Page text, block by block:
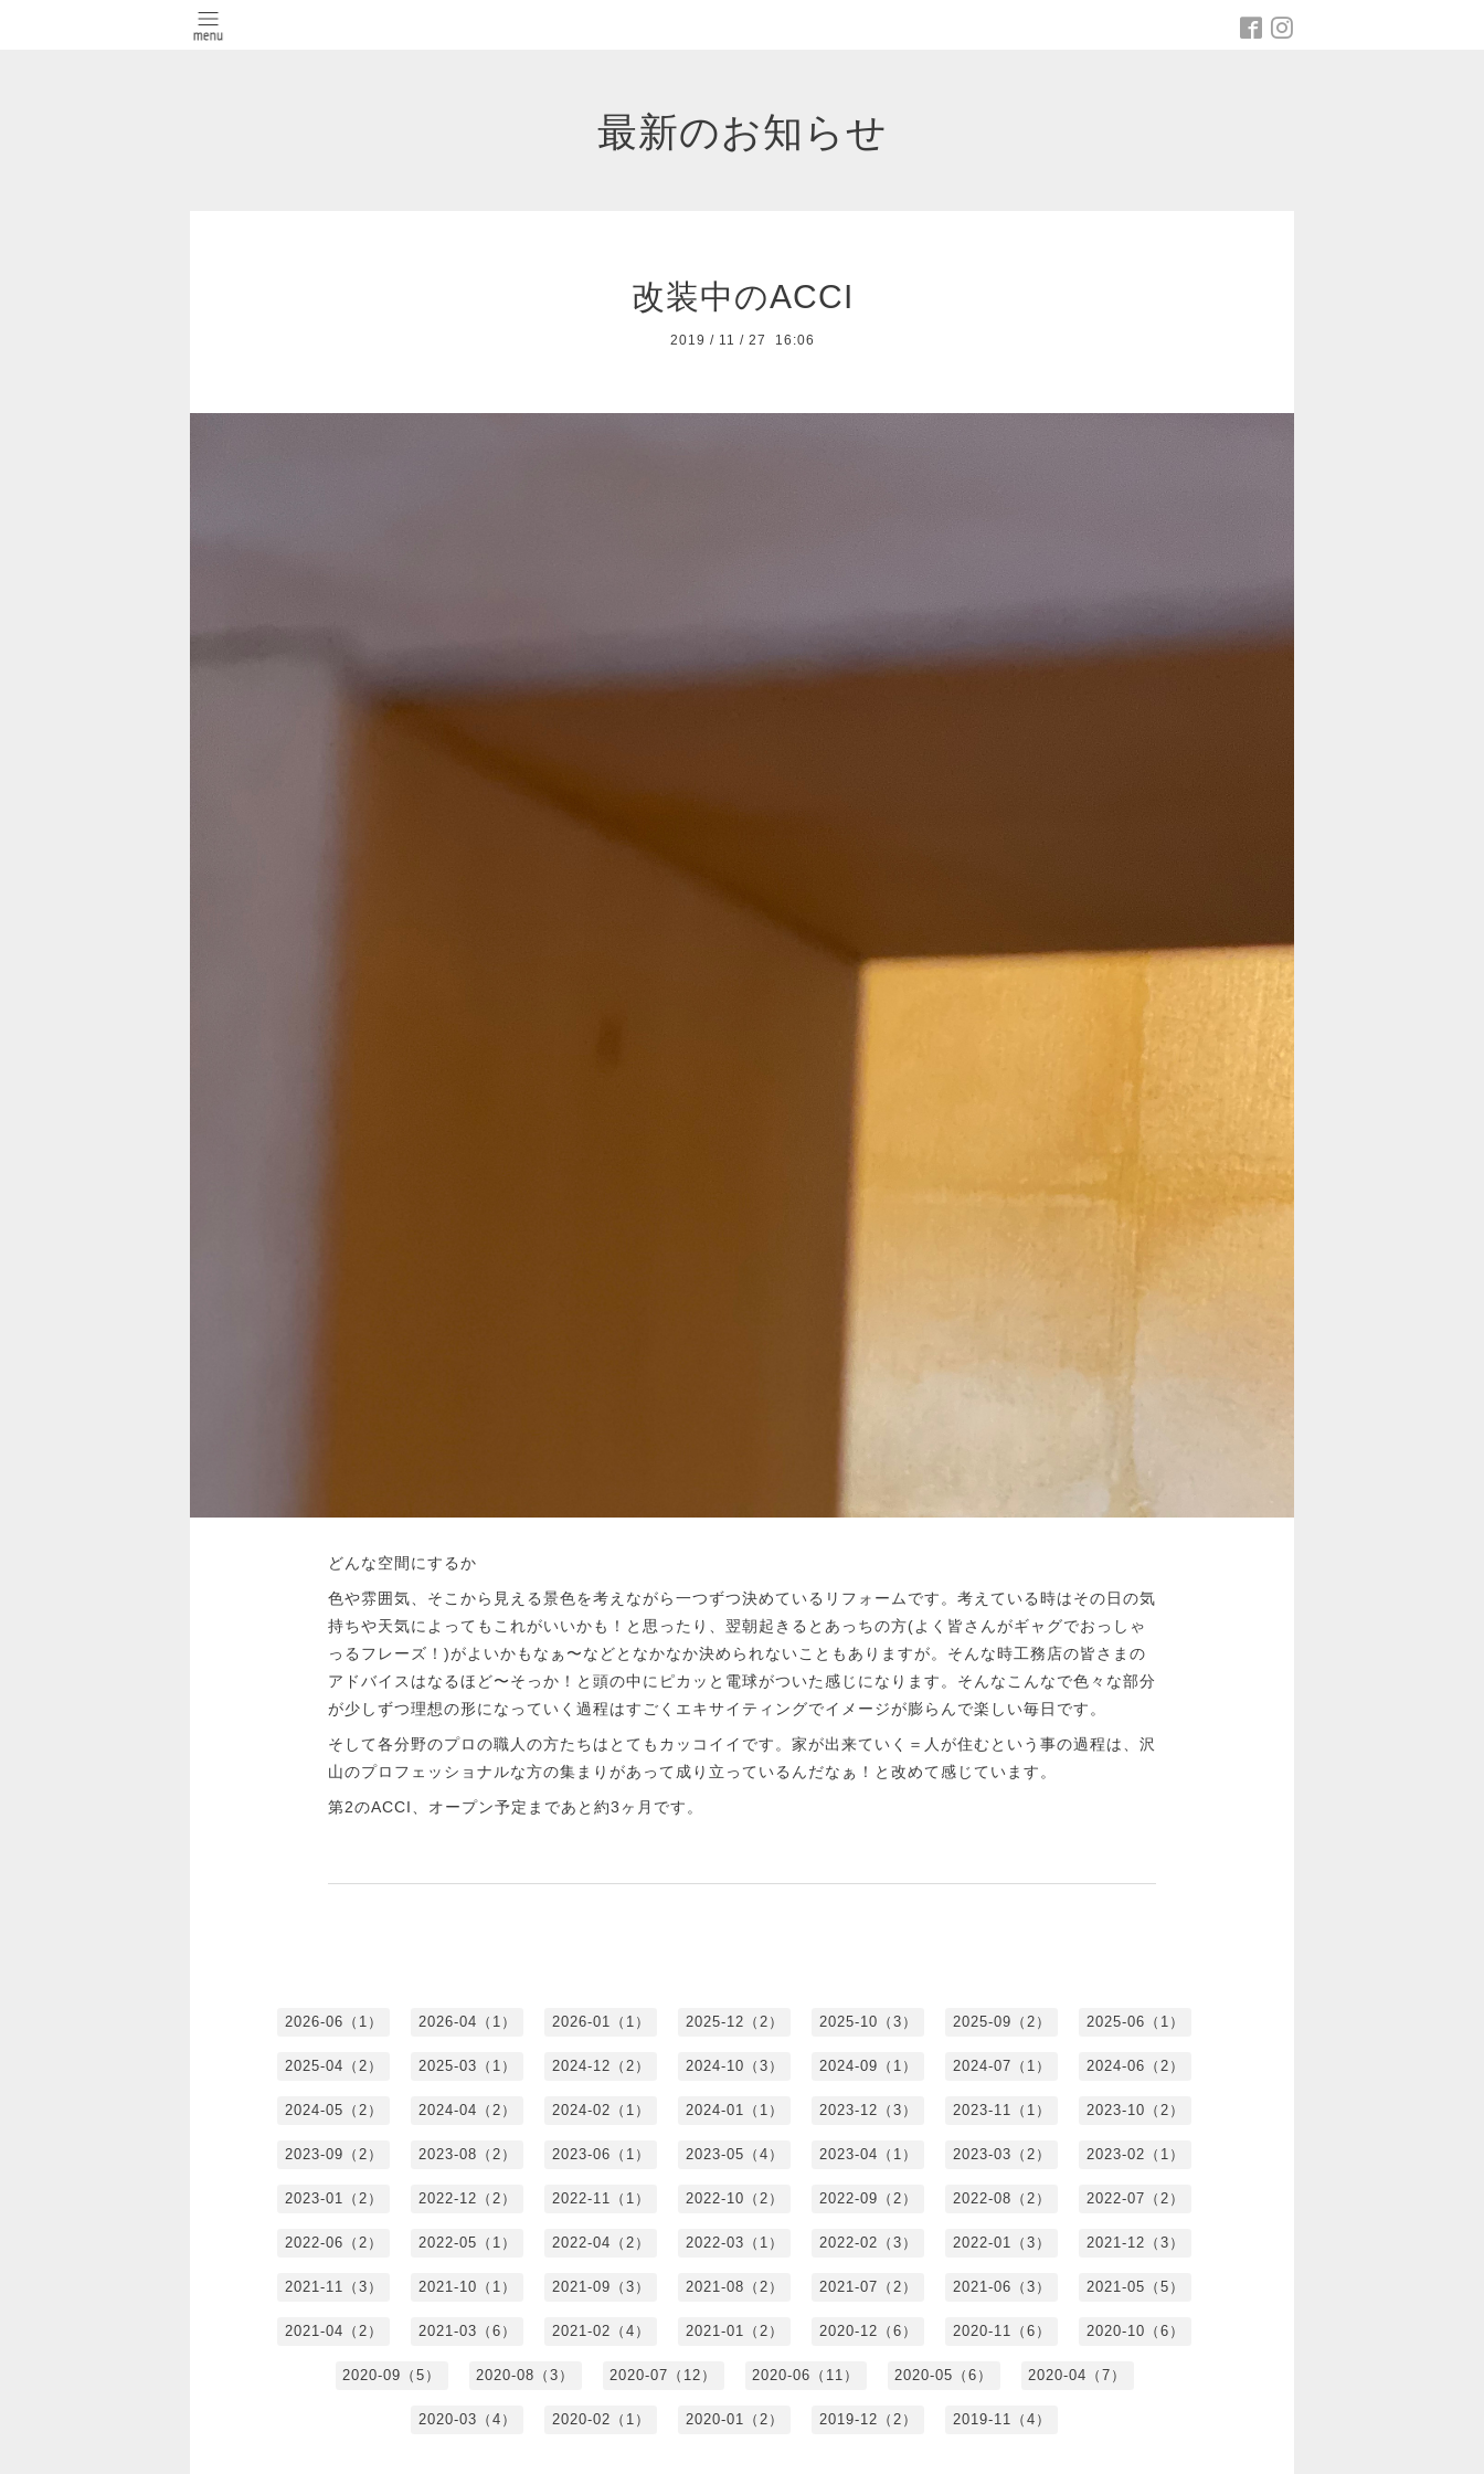
最新のお知らせ
改装中のACCI
2019 / 11 / 27 16:06
どんな空間にするか
色や雰囲気、そこから見える景色を考えながら一つずつ決めているリフォームです。考えている時はその日の気
持ちや天気によってもこれがいいかも！と思ったり、翌朝起きるとあっちの方(よく皆さんがギャグでおっしゃ
っるフレーズ！)がよいかもなぁ〜などとなかなか決められないこともありますが。そんな時工務店の皆さまの
アドバイスはなるほど〜そっか！と頭の中にピカッと電球がついた感じになります。そんなこんなで色々な部分
が少しずつ理想の形になっていく過程はすごくエキサイティングでイメージが膨らんで楽しい毎日です。
そして各分野のプロの職人の方たちはとてもカッコイイです。家が出来ていく＝人が住むという事の過程は、沢
山のプロフェッショナルな方の集まりがあって成り立っているんだなぁ！と改めて感じています。
第2のACCI、オープン予定まであと約3ヶ月です。
2026-06（1） 2026-04（1） 2026-01（1） 2025-12（2） 2025-10（3） 2025-09（2） 2025-06（1）
2025-04（2） 2025-03（1） 2024-12（2） 2024-10（3） 2024-09（1） 2024-07（1） 2024-06（2）
2024-05（2） 2024-04（2） 2024-02（1） 2024-01（1） 2023-12（3） 2023-11（1） 2023-10（2）
2023-09（2） 2023-08（2） 2023-06（1） 2023-05（4） 2023-04（1） 2023-03（2） 2023-02（1）
2023-01（2） 2022-12（2） 2022-11（1） 2022-10（2） 2022-09（2） 2022-08（2） 2022-07（2）
2022-06（2） 2022-05（1） 2022-04（2） 2022-03（1） 2022-02（3） 2022-01（3） 2021-12（3）
2021-11（3） 2021-10（1） 2021-09（3） 2021-08（2） 2021-07（2） 2021-06（3） 2021-05（5）
2021-04（2） 2021-03（6） 2021-02（4） 2021-01（2） 2020-12（6） 2020-11（6） 2020-10（6）
2020-09（5） 2020-08（3） 2020-07（12） 2020-06（11） 2020-05（6） 2020-04（7）
2020-03（4） 2020-02（1） 2020-01（2） 2019-12（2） 2019-11（4）